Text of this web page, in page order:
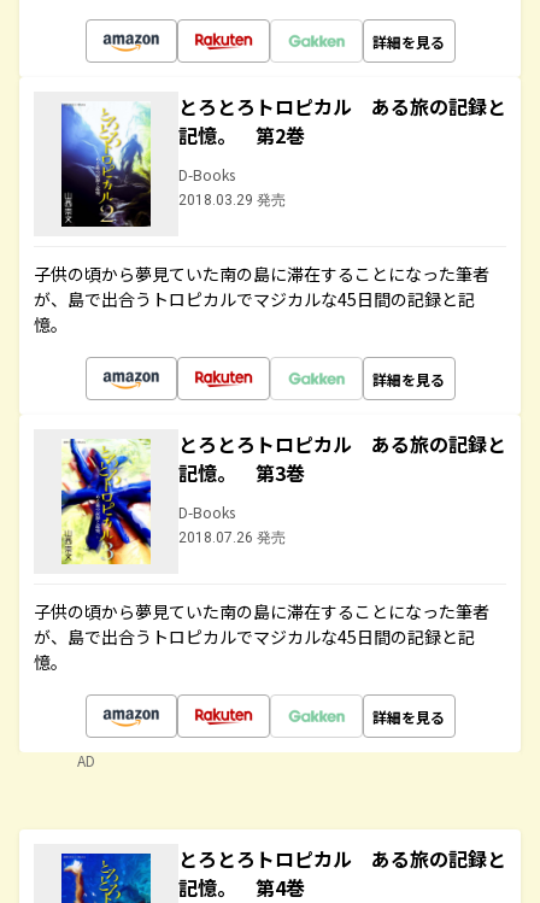
詳細を見る
とろとろトロピカル ある旅の記録と
記憶。 第2巻
D-Books
2018.03.29 発売
子供の頃から夢見ていた南の島に滞在することになった筆者
が、島で出合うトロピカルでマジカルな45日間の記録と記
憶。
詳細を見る
とろとろトロピカル ある旅の記録と
記憶。 第3巻
D-Books
2018.07.26 発売
子供の頃から夢見ていた南の島に滞在することになった筆者
が、島で出合うトロピカルでマジカルな45日間の記録と記
憶。
詳細を見る
AD
とろとろトロピカル ある旅の記録と
記憶。 第4巻